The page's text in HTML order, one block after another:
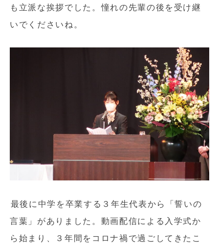
も立派な挨拶でした。憧れの先輩の後を受け継
いでくださいね。
最後に中学を卒業する３年生代表から「誓いの
言葉」がありました。動画配信による入学式か
ら始まり、３年間をコロナ禍で過ごしてきたこ